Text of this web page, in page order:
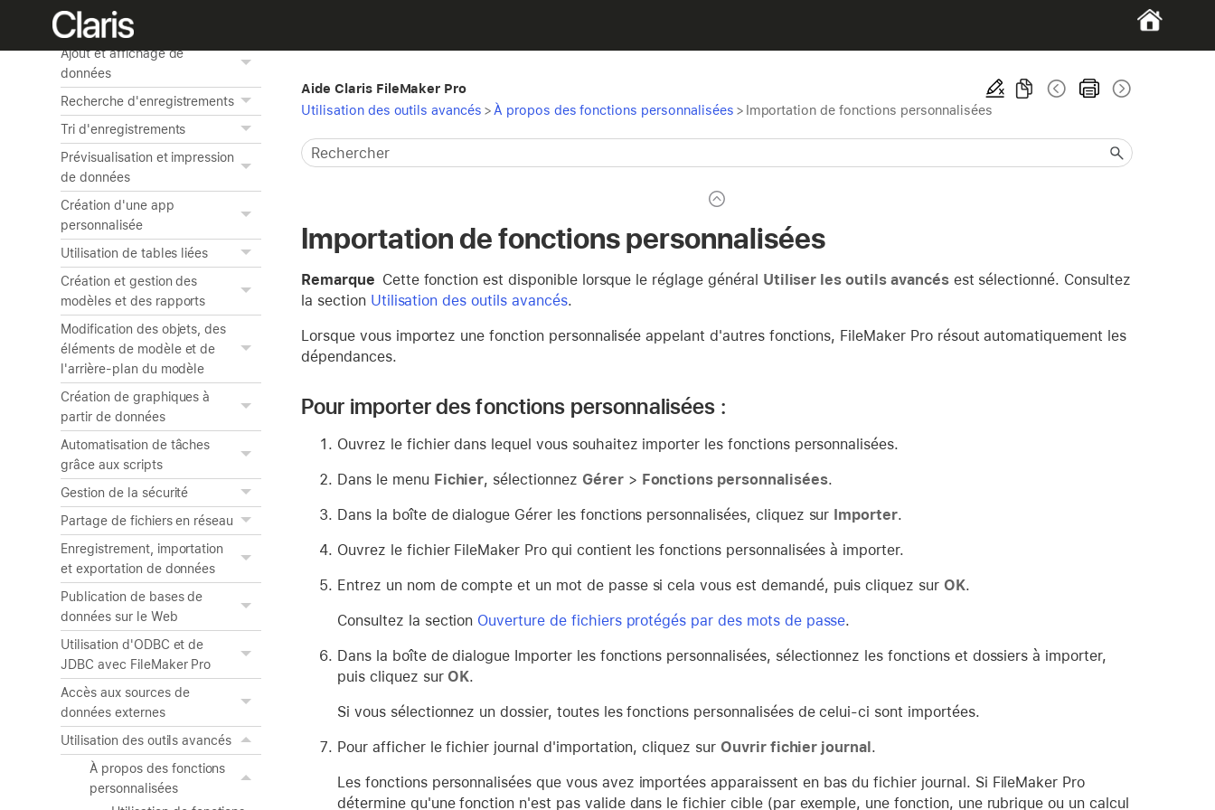
FileMaker Pro
Ajout et affichage de
données
Recherche d'enregistrements
Tri d'enregistrements
Prévisualisation et impression
de données
Création d'une app
personnalisée
Utilisation de tables liées
Création et gestion des
modèles et des rapports
Modification des objets, des
éléments de modèle et de
l'arrière-plan du modèle
Création de graphiques à
partir de données
Automatisation de tâches
grâce aux scripts
Gestion de la sécurité
Partage de fichiers en réseau
Enregistrement, importation
et exportation de données
Publication de bases de
données sur le Web
Utilisation d'ODBC et de
JDBC avec FileMaker Pro
Accès aux sources de
données externes
Utilisation des outils avancés
À propos des fonctions
personnalisées
Aide Claris FileMaker Pro
Utilisation des outils avancés > À propos des fonctions personnalisées > Importation de fonctions personnalisées
Importation de fonctions personnalisées
Remarque Cette fonction est disponible lorsque le réglage général Utiliser les outils avancésest sélectionné. Consultez
la section Utilisation des outils avancés.
Lorsque vous importez une fonction personnalisée appelant d'autres fonctions, FileMaker Pro résout automatiquement les
dépendances.
Pour importer des fonctions personnalisées :
Ouvrez le fichier dans lequel vous souhaitez importer les fonctions personnalisées.
Dans le menu Fichier, sélectionnez Gérer> Fonctions personnalisées.
Dans la boîte de dialogue Gérer les fonctions personnalisées, cliquez sur Importer.
Ouvrez le fichier FileMaker Pro qui contient les fonctions personnalisées à importer.
Entrez un nom de compte et un mot de passe si cela vous est demandé, puis cliquez sur OK.
Consultez la section Ouverture de fichiers protégés par des mots de passe.
Dans la boîte de dialogue Importer les fonctions personnalisées, sélectionnez les fonctions et dossiers à importer,
puis cliquez sur OK.
Si vous sélectionnez un dossier, toutes les fonctions personnalisées de celui-ci sont importées.
Pour afficher le fichier journal d'importation, cliquez sur Ouvrir fichier journal.
Les fonctions personnalisées que vous avez importées apparaissent en bas du fichier journal. Si FileMaker Pro
détermine qu'une fonction n'est pas valide dans le fichier cible (par exemple, une fonction, une rubrique ou un calcul